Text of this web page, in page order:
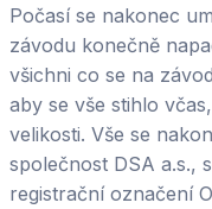
Počasí se nakonec
závodu konečně
všichni co se na
aby se vše stihlo
velikosti. Vše se
společnost DSA a.s.,
registrační označení